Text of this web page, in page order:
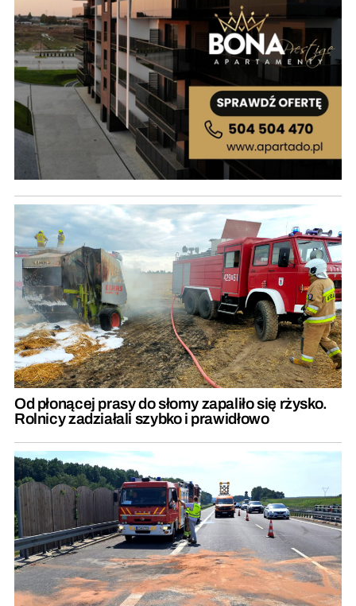
Od płonącej prasy do słomy zapaliło się rżysko.
Rolnicy zadziałali szybko i prawidłowo